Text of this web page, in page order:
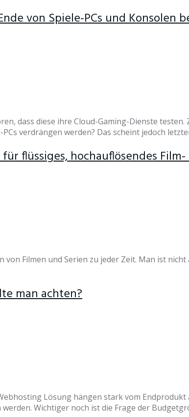
von Spiele-PCs und Konsolen
dass diese ihre Cloud-Gaming-Dienste
verdrängen werden? Das scheint jedoch
flüssiges, hochauflösendes
von Filmen und Serien zu jeder Zeit. Man ist
man achten?
Lösung hängen stark vom
Wichtiger noch ist die Frage der